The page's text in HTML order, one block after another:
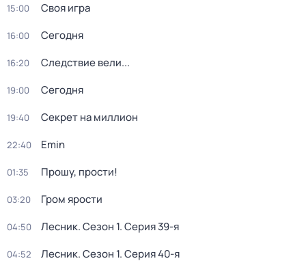
15:00 Своя игра
16:00 Сегодня
16:20 Следствие вели...
19:00 Сегодня
19:40 Секрет на миллион
22:40 Emin
01:35 Прошу, прости!
03:20 Гром ярости
04:50 Лесник. Сезон 1. Серия 39-я
04:52 Лесник. Сезон 1. Серия 40-я